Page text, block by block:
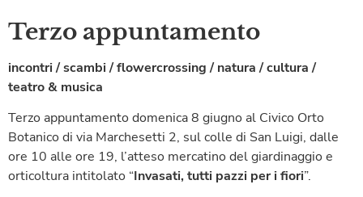
Terzo appuntamento
incontri / scambi / flowercrossing / natura / cultura /
teatro & musica
Terzo appuntamento domenica 8 giugno al Civico Orto
Botanico di via Marchesetti 2, sul colle di San Luigi, dalle
ore 10 alle ore 19, l’atteso mercatino del giardinaggio e
orticoltura intitolato “Invasati, tutti pazzi per i fiori”.